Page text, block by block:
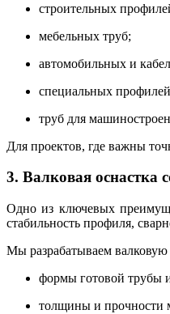
строительных
мебельных труб;
автомобильных и
специальных
труб для
Для проектов, где важны
3. Валковая оснастка
Одно из ключевых
стабильность профиля,
Мы разрабатываем валковую
формы готовой трубы
толщины и прочности